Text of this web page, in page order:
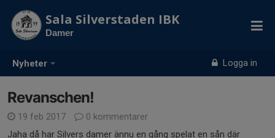
Nyheter Logga in
Sala Silverstaden IBK
Damer
Revanschen!
19 feb 2017
0 kommentarer
Jaha då har Silvers damer ännu en gång spelat en sån där